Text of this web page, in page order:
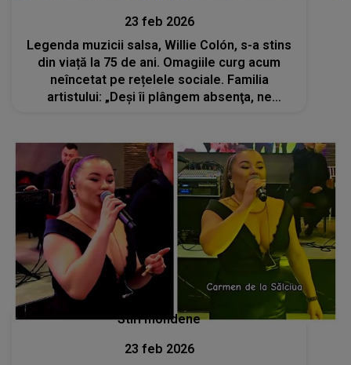
23 feb 2026
Legenda muzicii salsa, Willie Colón, s-a stins
din viață la 75 de ani. Omagiile curg acum
neîncetat pe rețelele sociale. Familia
artistului: „Deşi îi plângem absenţa, ne
Stiri mondene
23 feb 2026